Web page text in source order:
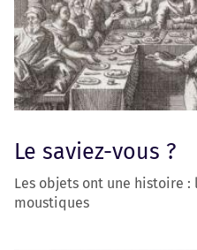
Le saviez-vous ?
Les objets ont une histoire
moustiques